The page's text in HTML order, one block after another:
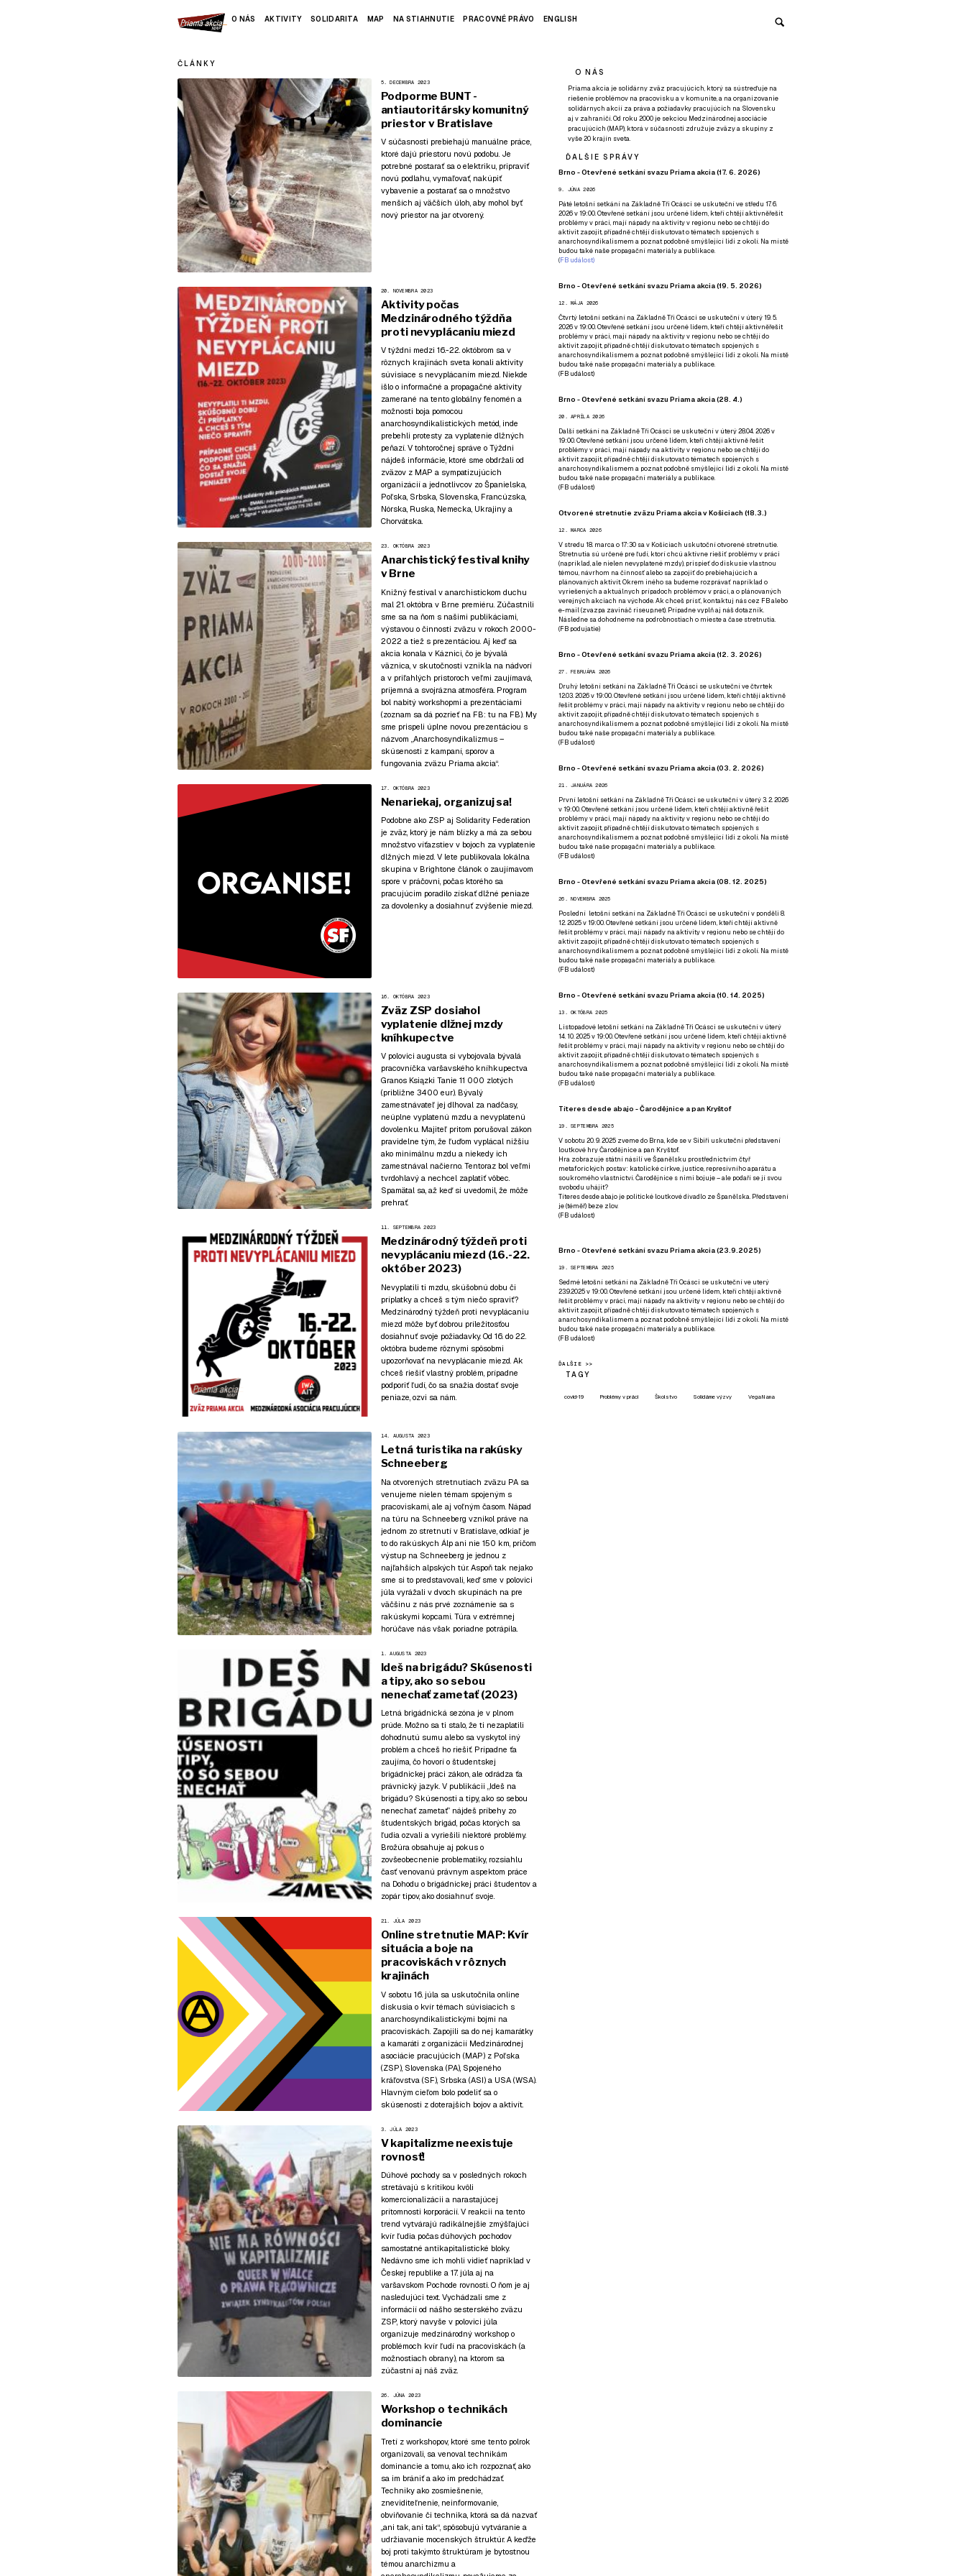
O NÁS AKTIVITY SOLIDARITA MAP NA STIAHNUTIE PRACOVNÉ PRÁVO ENGLISH
ČLÁNKY
5. DECEMBRA 2023
Podporme BUNT -
antiautoritársky komunitný
priestor v Bratislave
V súčasnosti prebiehajú manuálne práce,
ktoré dajú priestoru novú podobu. Je
potrebné postarať sa o elektriku, pripraviť
novú podlahu, vymaľovať, nakúpiť
vybavenie a postarať sa o množstvo
menších aj väčších úloh, aby mohol byť
nový priestor na jar otvorený.
20. NOVEMBRA 2023
Aktivity počas
Medzinárodného týždňa
proti nevyplácaniu miezd
V týždni medzi 16.-22. októbrom sa v
rôznych krajinách sveta konali aktivity
súvisiace s nevyplácaním miezd. Niekde
išlo o informačné a propagačné aktivity
zamerané na tento globálny fenomén a
možnosti boja pomocou
anarchosyndikalistických metód, inde
prebehli protesty za vyplatenie dlžných
peňazí. V tohtoročnej správe o Týždni
nájdeš informácie, ktoré sme obdržali od
zväzov z MAP a sympatizujúcich
organizácií a jednotlivcov zo Španielska,
Poľska, Srbska, Slovenska, Francúzska,
Nórska, Ruska, Nemecka, Ukrajiny a
Chorvátska.
23. OKTÓBRA 2023
Anarchistický festival knihy
v Brne
Knižný festival v anarchistickom duchu
mal 21. októbra v Brne premiéru. Zúčastnili
sme sa na ňom s našimi publikáciami,
výstavou o činnosti zväzu v rokoch 2000-
2022 a tiež s prezentáciou. Aj keď sa
akcia konala v Káznici, čo je bývalá
väznica, v skutočnosti vznikla na nádvorí
a v priľahlých pristoroch veľmi zaujímavá,
príjemná a svojrázna atmosféra. Program
bol nabitý workshopmi a prezentáciami
(zoznam sa dá pozrieť na FB: tu na FB). My
sme prispeli úplne novou prezentáciou s
názvom „Anarchosyndikalizmus –
skúsenosti z kampaní, sporov a
fungovania zväzu Priama akcia“.
17. OKTÓBRA 2023
Nenariekaj, organizuj sa!
Podobne ako ZSP aj Solidarity Federation
je zväz, ktorý je nám blízky a má za sebou
množstvo víťazstiev v bojoch za vyplatenie
dlžných miezd. V lete publikovala lokálna
skupina v Brightone článok o zaujímavom
spore v práčovni, počas ktorého sa
pracujúcim poradilo získať dlžné peniaze
za dovolenky a dosiahnuť zvýšenie miezd.
16. OKTÓBRA 2023
Zväz ZSP dosiahol
vyplatenie dlžnej mzdy
kníhkupectve
V polovici augusta si vybojovala bývalá
pracovníčka varšavského kníhkupectva
Granos Ksiązki Tanie 11 000 zlotých
(približne 3400 eur). Bývalý
zamestnávateľ jej dlhoval za nadčasy,
neúplne vyplatenú mzdu a nevyplatenú
dovolenku. Majiteľ pritom porušoval zákon
pravidelne tým, že ľuďom vyplácal nižšiu
ako minimálnu mzdu a niekedy ich
zamestnával načierno. Tentoraz bol veľmi
tvrdohlavý a nechcel zaplatiť vôbec.
Spamätal sa, až keď si uvedomil, že môže
prehrať.
11. SEPTEMBRA 2023
Medzinárodný týždeň proti
nevyplácaniu miezd (16.-22.
október 2023)
Nevyplatili ti mzdu, skúšobnú dobu či
príplatky a chceš s tým niečo spraviť?
Medzinárodný týždeň proti nevyplácaniu
miezd môže byť dobrou príležitosťou
dosiahnuť svoje požiadavky. Od 16. do 22.
októbra budeme rôznymi spôsobmi
upozorňovať na nevyplácanie miezd. Ak
chceš riešiť vlastný problém, prípadne
podporiť ľudí, čo sa snažia dostať svoje
peniaze, ozvi sa nám.
14. AUGUSTA 2023
Letná turistika na rakúsky
Schneeberg
Na otvorených stretnutiach zväzu PA sa
venujeme nielen témam spojeným s
pracoviskami, ale aj voľným časom. Nápad
na túru na Schneeberg vznikol práve na
jednom zo stretnutí v Bratislave, odkiaľ je
to do rakúskych Álp ani nie 150 km, pričom
výstup na Schneeberg je jednou z
najľahších alpských túr. Aspoň tak nejako
sme si to predstavovali, keď sme v polovici
júla vyrážali v dvoch skupinách na pre
väčšinu z nás prvé zoznámenie sa s
rakúskymi kopcami. Túra v extrémnej
horúčave nás však poriadne potrápila.
1. AUGUSTA 2023
Ideš na brigádu? Skúsenosti
a tipy, ako so sebou
nenechať zametať (2023)
Letná brigádnická sezóna je v plnom
prúde. Možno sa ti stalo, že ti nezaplatili
dohodnutú sumu alebo sa vyskytol iný
problém a chceš ho riešiť. Prípadne ťa
zaujíma, čo hovorí o študentskej
brigádnickej práci zákon, ale odrádza ťa
právnický jazyk. V publikácii „Ideš na
brigádu? Skúsenosti a tipy, ako so sebou
nenechať zametať” nájdeš príbehy zo
študentských brigád, počas ktorých sa
ľudia ozvali a vyriešili niektoré problémy.
Brožúra obsahuje aj pokus o
zovšeobecnenie problematiky, rozsiahlu
časť venovanú právnym aspektom práce
na Dohodu o brigádnickej práci študentov a
zopár tipov, ako dosiahnuť svoje.
21. JÚLA 2023
Online stretnutie MAP: Kvír
situácia a boje na
pracoviskách v rôznych
krajinách
V sobotu 16. júla sa uskutočnila online
diskusia o kvír témach súvisiacich s
anarchosyndikalistickými bojmi na
pracoviskách. Zapojili sa do nej kamarátky
a kamaráti z organizácií Medzinárodnej
asociácie pracujúcich (MAP) z Poľska
(ZSP), Slovenska (PA), Spojeného
kráľovstva (SF), Srbska (ASI) a USA (WSA).
Hlavným cieľom bolo podeliť sa o
skúsenosti z doterajších bojov a aktivít.
3. JÚLA 2023
V kapitalizme neexistuje
rovnosť!
Dúhové pochody sa v posledných rokoch
stretávajú s kritikou kvôli
komercionalizácii a narastajúcej
prítomnosti korporácií. V reakcii na tento
trend vytvárajú radikálnejšie zmýšľajúci
kvír ľudia počas dúhových pochodov
samostatné antikapitalistické bloky.
Nedávno sme ich mohli vidieť napríklad v
Českej republike a 17. júla aj na
varšavskom Pochode rovnosti. O ňom je aj
nasledujúci text. Vychádzali sme z
informácií od nášho sesterského zväzu
ZSP, ktorý navyše v polovici júla
organizuje medzinárodný workshop o
problémoch kvír ľudí na pracoviskách (a
možnostiach obrany), na ktorom sa
zúčastní aj náš zväz.
26. JÚNA 2023
Workshop o technikách
dominancie
Tretí z workshopov, ktoré sme tento polrok
organizovali, sa venoval technikám
dominancie a tomu, ako ich rozpoznať, ako
sa im brániť a ako im predchádzať.
Techniky ako zosmiešnenie,
zneviditeľnenie, neinformovanie,
obviňovanie či technika, ktorá sa dá nazvať
„ani tak, ani tak“, spôsobujú vytváranie a
udržiavanie mocenských štruktúr. A keďže
boj proti takýmto štruktúram je bytostnou
témou anarchizmu a
O NÁS
Priama akcia je solidárny zväz pracujúcich, ktorý sa sústreďuje na
riešenie problémov na pracovisku a v komunite, a na organizovanie
solidárnych akcií za práva a požiadavky pracujúcich na Slovensku
aj v zahraničí. Od roku 2000 je sekciou Medzinárodnej asociácie
pracujúcich (MAP), ktorá v súčasnosti združuje zväzy a skupiny z
vyše 20 krajín sveta.
ĎALŠIE SPRÁVY
Brno - Otevřené setkání svazu Priama akcia (17. 6. 2026)
9. JÚNA 2026
Páté letošní setkání na Základně Tři Ocásci se uskuteční ve středu 17. 6.
2026 v 19:00. Otevřené setkání jsou určené lidem, kteří chtějí aktivněřešit
problémy v práci, mají nápady na aktivity v regionu nebo se chtějí do
aktivit zapojit, případně chtějí diskutovat o tématech spojených s
anarchosyndikalismem a poznat podobně smýšlející lidi z okolí. Na místě
budou také naše propagační materiály a publikace.
(FB událost)
Brno - Otevřené setkání svazu Priama akcia (19. 5. 2026)
12. MÁJA 2026
Čtvrtý letošní setkání na Základně Tři Ocásci se uskuteční v úterý 19. 5.
2026 v 19:00. Otevřené setkání jsou určené lidem, kteří chtějí aktivněřešit
problémy v práci, mají nápady na aktivity v regionu nebo se chtějí do
aktivit zapojit, případně chtějí diskutovat o tématech spojených s
anarchosyndikalismem a poznat podobně smýšlející lidi z okolí. Na místě
budou také naše propagační materiály a publikace.
(FB událost)
Brno - Otevřené setkání svazu Priama akcia (28. 4.)
20. APRÍLA 2026
Další setkání na Základně Tři Ocásci se uskuteční v úterý 28.04. 2026 v
19:00. Otevřené setkání jsou určené lidem, kteří chtějí aktivně řešit
problémy v práci, mají nápady na aktivity v regionu nebo se chtějí do
aktivit zapojit, případně chtějí diskutovat o tématech spojených s
anarchosyndikalismem a poznat podobně smýšlející lidi z okolí. Na místě
budou také naše propagační materiály a publikace.
(FB událost)
Otvorené stretnutie zväzu Priama akcia v Košiciach (18.3.)
12. MARCA 2026
V stredu 18. marca o 17:30 sa v Košiciach uskutoční otvorené stretnutie.
Stretnutia sú určené pre ľudí, ktorí chcú aktívne riešiť problémy v práci
(napríklad, ale nielen nevyplatené mzdy), prispieť do diskusie vlastnou
témou, návrhom na činnosť alebo sa zapojiť do prebiehajúcich a
plánovaných aktivít. Okrem iného sa budeme rozprávať napríklad o
vyriešených a aktuálnych prípadoch problémov v práci, a o plánovaných
verejných akciach na východe. Ak chceš prísť, kontaktuj nás cez FBalebo
e-mail (zvazpa zavináč riseup.net). Prípadnevyplň aj náš dotazník.
Následne sa dohodneme na podrobnostiach o mieste a čase stretnutia.
(FB podujatie)
Brno - Otevřené setkání svazu Priama akcia (12. 3. 2026)
27. FEBRUÁRA 2026
Druhý letošní setkání na Základně Tři Ocásci se uskuteční ve čtvrtek
12.03. 2026 v 19:00. Otevřené setkání jsou určené lidem, kteří chtějí aktivně
řešit problémy v práci, mají nápady na aktivity v regionu nebo se chtějí do
aktivit zapojit, případně chtějí diskutovat o tématech spojených s
anarchosyndikalismem a poznat podobně smýšlející lidi z okolí. Na místě
budou také naše propagační materiály a publikace.
(FB událost)
Brno - Otevřené setkání svazu Priama akcia (03. 2. 2026)
21. JANUÁRA 2026
První letošní setkání na Základně Tři Ocásci se uskuteční v úterý 3. 2. 2026
v 19:00. Otevřené setkání jsou určené lidem, kteří chtějí aktivně řešit
problémy v práci, mají nápady na aktivity v regionu nebo se chtějí do
aktivit zapojit, případně chtějí diskutovat o tématech spojených s
anarchosyndikalismem a poznat podobně smýšlející lidi z okolí. Na místě
budou také naše propagační materiály a publikace.
(FB událost)
Brno - Otevřené setkání svazu Priama akcia (08. 12. 2025)
26. NOVEMBRA 2025
Poslední letošní setkání na Základně Tři Ocásci se uskuteční v ponděli 8.
12. 2025 v 19:00. Otevřené setkání jsou určené lidem, kteří chtějí aktivně
řešit problémy v práci, mají nápady na aktivity v regionu nebo se chtějí do
aktivit zapojit, případně chtějí diskutovat o tématech spojených s
anarchosyndikalismem a poznat podobně smýšlející lidi z okolí. Na místě
budou také naše propagační materiály a publikace.
(FB událost)
Brno - Otevřené setkání svazu Priama akcia (10. 14. 2025)
13. OKTÓBRA 2025
Listopadové letošní setkání na Základně Tři Ocásci se uskuteční v úterý
14. 10. 2025 v 19:00. Otevřené setkání jsou určené lidem, kteří chtějí aktivně
řešit problémy v práci, mají nápady na aktivity v regionu nebo se chtějí do
aktivit zapojit, případně chtějí diskutovat o tématech spojených s
anarchosyndikalismem a poznat podobně smýšlející lidi z okolí. Na místě
budou také naše propagační materiály a publikace.
(FB událost)
Títeres desde abajo - Čarodějnice a pan Kryštof
19. SEPTEMBRA 2025
V sobotu 20. 9. 2025 zveme do Brna, kde se v Sibiři uskuteční představení
loutkové hry Čarodějnice a pan Kryštof.
Hra zobrazuje státní násilí ve Španělsku prostřednictvím čtyř
metaforických postav: katolické církve, justice, represivního aparátu a
soukromého vlastnictví. Čarodějnice s nimi bojuje – ale podaří se jí svou
svobodu uhájit?
Títeres desde abajo je politické loutkové divadlo ze Španělska. Představení
je (téměř) beze zlov.
(FB událost)
Brno - Otevřené setkání svazu Priama akcia (23.9.2025)
19. SEPTEMBRA 2025
Sedmé letošní setkání na Základně Tři Ocásci se uskuteční ve uterý
23.9.2025 v 19:00. Otevřené setkání jsou určené lidem, kteří chtějí aktivně
řešit problémy v práci, mají nápady na aktivity v regionu nebo se chtějí do
aktivit zapojit, případně chtějí diskutovat o tématech spojených s
anarchosyndikalismem a poznat podobně smýšlející lidi z okolí. Na místě
budou také naše propagační materiály a publikace.
(FB událost)
ĎALŠIE >>
TAGY
covid-19 Problémy v práci Školstvo Solidárne výzvy VegaNana